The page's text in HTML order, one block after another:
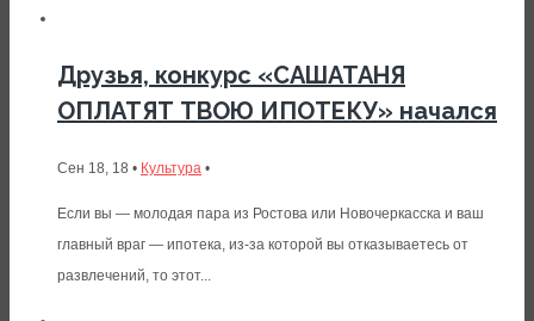
Друзья, конкурс «САШАТАНЯ
ОПЛАТЯТ ТВОЮ ИПОТЕКУ» начался
Сен 18, 18 • Культура •
Если вы — молодая пара из Ростова или Новочеркасска и ваш
главный враг — ипотека, из-за которой вы отказываетесь от
развлечений, то этот...